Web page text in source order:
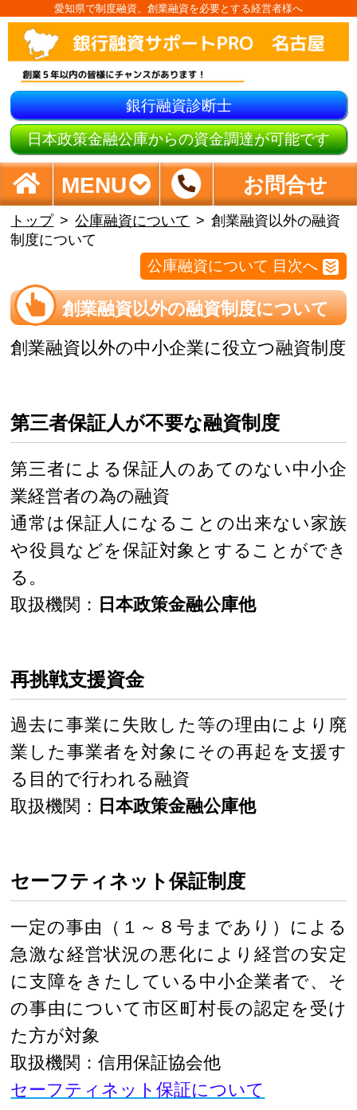
愛知県で制度融資、創業融資を必要とする経営者様へ
銀行融資診断士
日本政策金融公庫からの資金調達が可能です
MENU お問合せ
トップ 公庫融資について
創業融資以外の融資
制度について
公庫融資について 目次へ
創業融資以外の融資制度について
創業融資以外の中小企業に役立つ融資制度
第三者保証人が不要な融資制度
第三者による保証人のあてのない中小企
業経営者の為の融資
通常は保証人になることの出来ない家族
や役員などを保証対象とすることができ
る。
取扱機関： 日本政策金融公庫他
再挑戦支援資金
過去に事業に失敗した等の理由により廃
業した事業者を対象にその再起を支援す
る目的で行われる融資
取扱機関： 日本政策金融公庫他
セーフティネット保証制度
一定の事由（１～８号まであり）による
急激な経営状況の悪化により経営の安定
に支障をきたしている中小企業者で、そ
の事由について市区町村長の認定を受け
た方が対象
取扱機関：信用保証協会他
セーフティネット保証について